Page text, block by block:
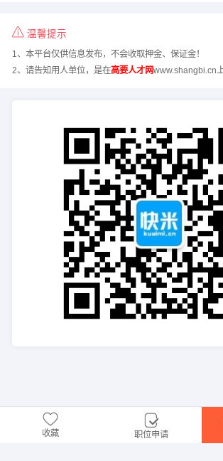
温馨提示
1、本平台仅供信息发布，不会收取押金、保证金！
2、请告知用人单位，是在高要人才网www.shangbi.cn
收藏 职位申请